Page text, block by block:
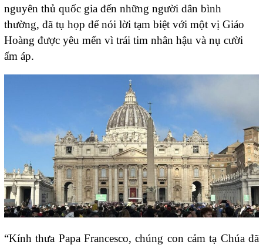
nguyên thủ quốc gia đến những người dân bình
thường, đã tụ họp để nói lời tạm biệt với một vị Giáo
Hoàng được yêu mến vì trái tim nhân hậu và nụ cười
ấm áp.
“Kính thưa Papa Francesco, chúng con cảm tạ Chúa đã